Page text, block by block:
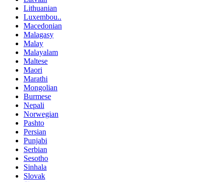
Lithuanian
Luxembou..
Macedonian
Malagasy
Malay
Malayalam
Maltese
Maori
Marathi
Mongolian
Burmese
Nepali
Norwegian
Pashto
Persian
Punjabi
Serbian
Sesotho
Sinhala
Slovak